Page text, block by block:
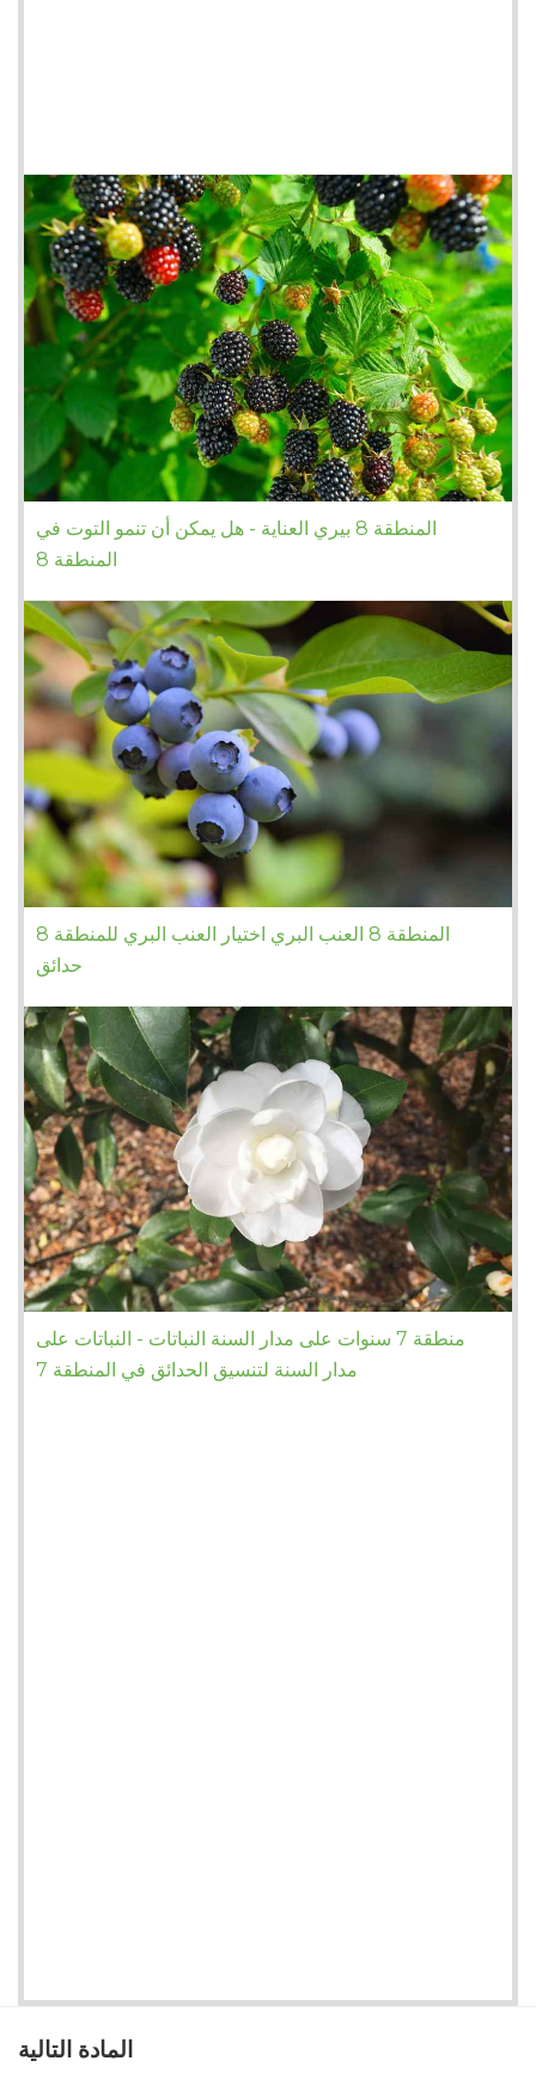
المنطقة 8 بيري العناية - هل يمكن أن تنمو التوت في
المنطقة 8
المنطقة 8 العنب البري اختيار العنب البري للمنطقة 8
حدائق
منطقة 7 سنوات على مدار السنة النباتات - النباتات على
مدار السنة لتنسيق الحدائق في المنطقة 7
المادة التالية